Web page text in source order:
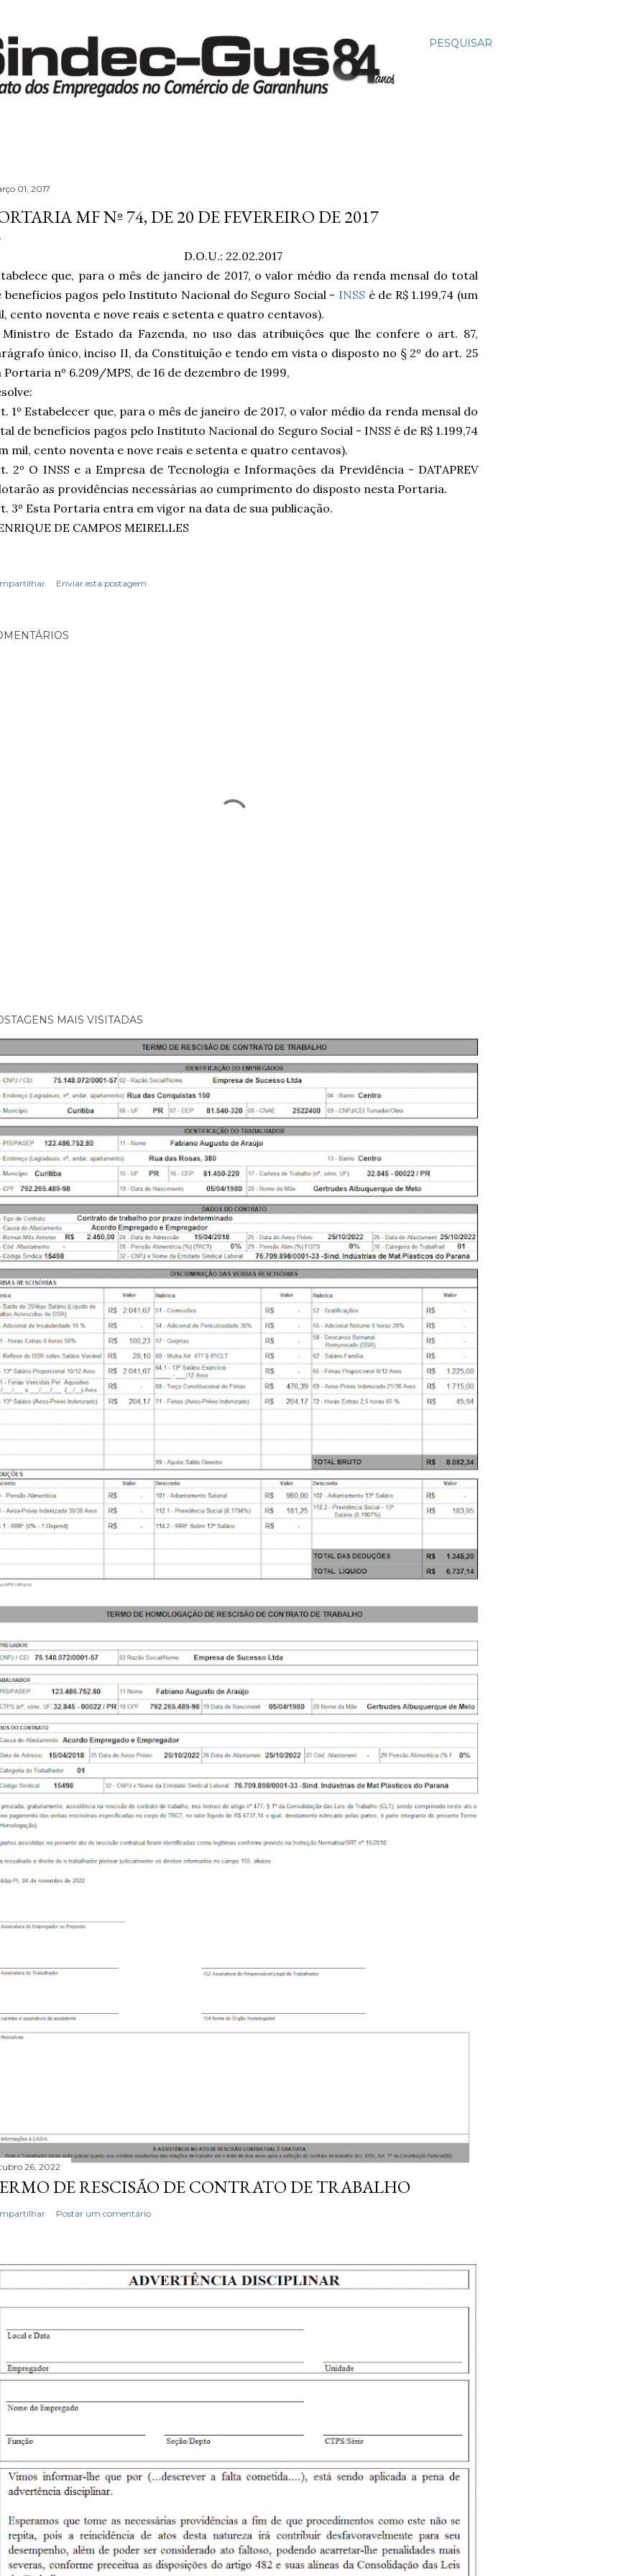
PESQUISAR
01, 2017
MF Nº 74, DE 20 DE FEVEREIRO DE 2017
D.O.U.: 22.02.2017
que, para o mês de janeiro de 2017, o valor médio da renda mensal do total
benefícios pagos pelo Instituto Nacional do Seguro Social - INSS é de R$ 1.199,74 (um
cento noventa e nove reais e setenta e quatro centavos).
de Estado da Fazenda, no uso das atribuições que lhe confere o art. 87,
único, inciso II, da Constituição e tendo em vista o disposto no § 2º do art. 25
Portaria nº 6.209/MPS, de 16 de dezembro de 1999,
1º Estabelecer que, para o mês de janeiro de 2017, o valor médio da renda mensal do
de benefícios pagos pelo Instituto Nacional do Seguro Social - INSS é de R$ 1.199,74
mil, cento noventa e nove reais e setenta e quatro centavos).
2º O INSS e a Empresa de Tecnologia e Informações da Previdência - DATAPREV
as providências necessárias ao cumprimento do disposto nesta Portaria.
3º Esta Portaria entra em vigor na data de sua publicação.
DE CAMPOS MEIRELLES
Enviar esta postagem
MAIS VISITADAS
26, 2022
DE RESCISÃO DE CONTRATO DE TRABALHO
Postar um comentário